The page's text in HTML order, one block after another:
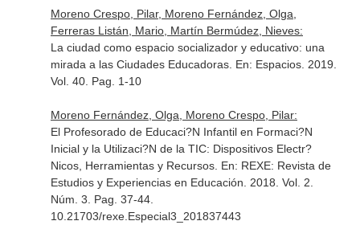
Moreno Crespo, Pilar, Moreno Fernández, Olga,
Ferreras Listán, Mario, Martín Bermúdez, Nieves:
La ciudad como espacio socializador y educativo: una
mirada a las Ciudades Educadoras. En: Espacios. 2019.
Vol. 40. Pag. 1-10
Moreno Fernández, Olga, Moreno Crespo, Pilar:
El Profesorado de Educaci?N Infantil en Formaci?N
Inicial y la Utilizaci?N de la TIC: Dispositivos Electr?
Nicos, Herramientas y Recursos. En: REXE: Revista de
Estudios y Experiencias en Educación . 2018. Vol. 2.
Núm. 3. Pag. 37-44.
10.21703/rexe.Especial3_201837443